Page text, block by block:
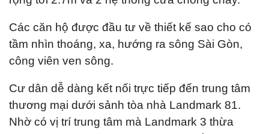
Các căn hộ được đầu tư về thiết kế sao cho có
tầm nhìn thoáng, xa, hướng ra sông Sài Gòn,
công viên ven sông.
Cư dân dễ dàng kết nối trực tiếp đến trung tâm
thương mại dưới sảnh tòa nhà Landmark 81.
Nhờ có vị trí trung tâm mà Landmark 3 thừa